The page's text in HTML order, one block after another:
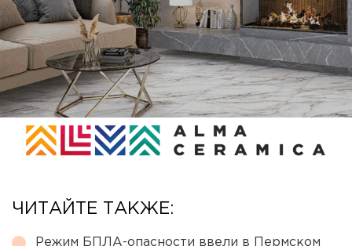
ЧИТАЙТЕ ТАКЖЕ:
Режим БПЛА-опасности ввели в Пермском